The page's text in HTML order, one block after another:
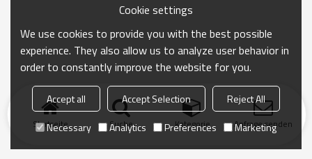
Startseite Suche Kategorie Anfrage senden
Cookie settings
We use cookies to provide you with the best possible
experience. They also allow us to analyze user behavior in
order to constantly improve the website for you.
Accept all Accept Selection
Reject All
Necessary
Analytics Preferences Marketing